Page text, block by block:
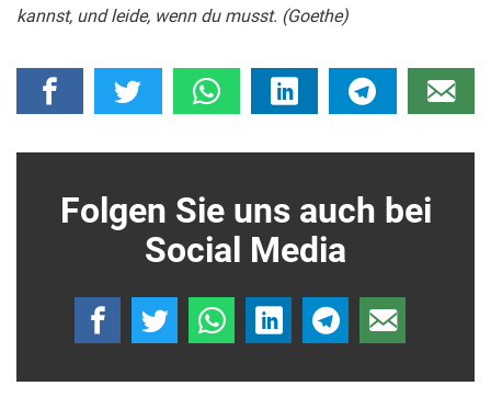
kannst, und leide, wenn du musst. (Goethe)
Folgen Sie uns auch bei
Social Media